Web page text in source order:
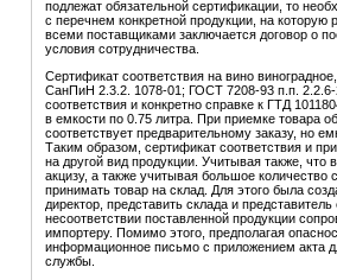
подлежат обязательной сертификации, то
с перечнем конкретной продукции, на которую
всеми поставщиками заключается договор о
условия сотрудничества.
Сертификат соответствия на вино
СанПиН 2.3.2. 1078-01; ГОСТ 7208-93 п.п.
соответствия и конкретно справке к ГТД
в емкости по 0.75 литра. При приемке товара
соответствует предварительному заказу, но
Таким образом, сертификат соответствия и
на другой вид продукции. Учитывая также,
акцизу, а также учитывая большое
принимать товар на склад. Для этого была
директор, представить склада и
несоответствии поставленной продукции
импортеру. Помимо этого, предполагая
информационное письмо с приложением акта
службы.